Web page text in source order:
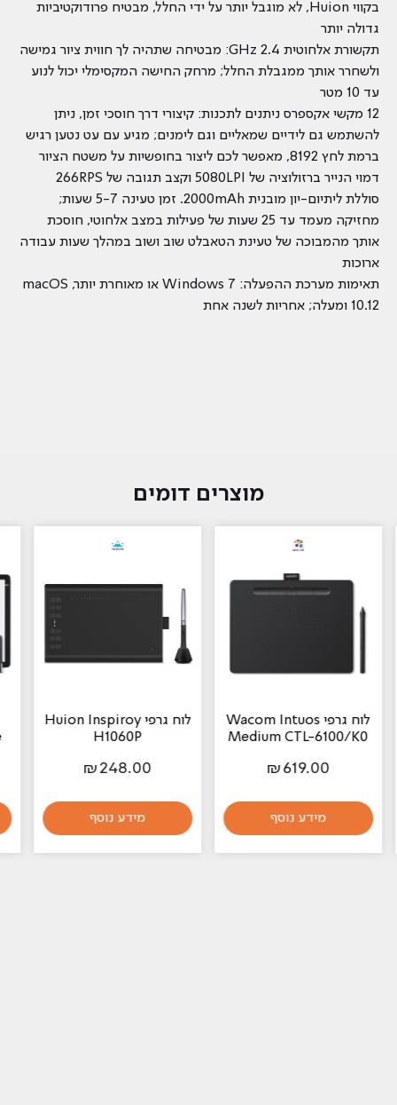
בקווי Huion, לא מוגבל יותר על ידי החלל, מבטיח פרודוקטיביות
גדולה יותר
תקשורת אלחוטית 2.4 GHz: מבטיחה שתהיה לך חווית ציור גמישה
ולשחרר אותך ממגבלת החלל; מרחק החישה המקסימלי יכול לנוע
עד 10 מטר
12 מקשי אקספרס ניתנים לתכנות: קיצורי דרך חוסכי זמן, ניתן
להשתמש גם לידיים שמאליים וגם לימנים; מגיע עם עט נטען רגיש
ברמת לחץ 8192, מאפשר לכם ליצור בחופשיות על משטח הציור
דמוי הנייר ברזולוציה של 5080LPI וקצב תגובה של 266RPS
סוללת ליתיום-יון מובנית 2000mAh. זמן טעינה 5-7 שעות;
מחזיקה מעמד עד 25 שעות של פעילות במצב אלחוטי, חוסכת
אותך מהמבוכה של טעינת הטאבלט שוב ושוב במהלך שעות עבודה
ארוכות
תאימות מערכת ההפעלה: Windows 7 או מאוחרת יותר, macOS
10.12 ומעלה; אחריות לשנה אחת
מוצרים דומים
לוח גרפי Huion Inspiroy
H1060P
248.00
מידע נוסף
לוח גרפי Wacom
Bamboo Folio Large
629.00
הוספה לסל